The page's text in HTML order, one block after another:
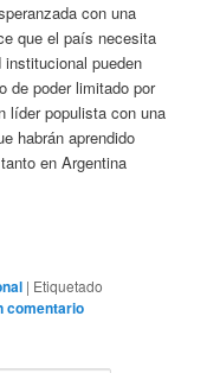
con una
que el país necesita
pueden
de poder limitado por
líder populista con una
habrán aprendido
en Argentina
| Etiquetado
comentario